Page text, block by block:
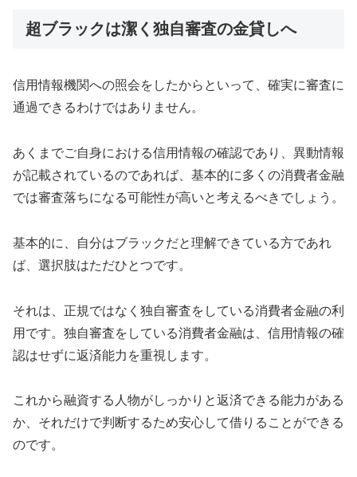
超ブラックは潔く独自審査の金貸しへ
信用情報機関への照会をしたからといって、確実に審査に
通過できるわけではありません。
あくまでご自身における信用情報の確認であり、異動情報
が記載されているのであれば、基本的に多くの消費者金融
では審査落ちになる可能性が高いと考えるべきでしょう。
基本的に、自分はブラックだと理解できている方であれ
ば、選択肢はただひとつです。
それは、正規ではなく独自審査をしている消費者金融の利
用です。独自審査をしている消費者金融は、信用情報の確
認はせずに返済能力を重視します。
これから融資する人物がしっかりと返済できる能力がある
か、それだけで判断するため安心して借りることができる
のです。